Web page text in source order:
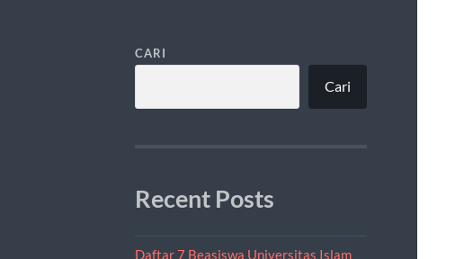
CARI
Cari
Recent Posts
Daftar 7 Beasiswa Universitas Islam